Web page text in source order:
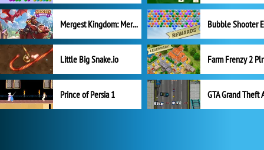
Mergest Kingdom: Merge Puzzle
Little Big Snake.io
Prince of Persia 1 GTA Grand Theft